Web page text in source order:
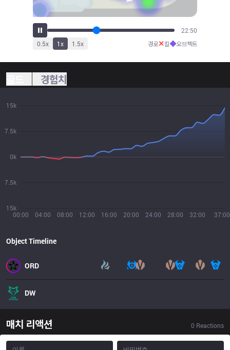
25:27
0.5x 1x 1.5x 경로✕킬◆오브젝트
경험치
00:00 04:00 08:00 12:00 16:00 20:00 24:00 28:00 32:00 37:00
15k
7.5k
0k
7.5k
15k
Object Timeline
ORD
DW
매치 리액션 0 Reactions